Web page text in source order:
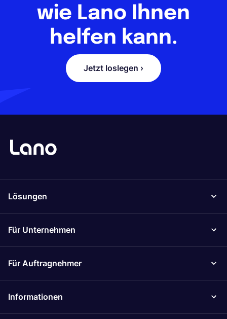
wie Lano Ihnen
helfen kann.
Jetzt loslegen ›
Lösungen
Für Unternehmen
Für Auftragnehmer
Informationen